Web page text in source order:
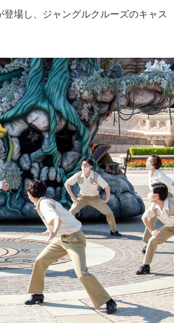
場し、ジャングルクルーズのキャス